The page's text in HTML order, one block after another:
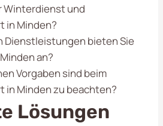
Winterdienst und
in Minden?
Dienstleistungen bieten Sie
an?
Vorgaben sind beim
in Minden zu beachten?
Lösungen